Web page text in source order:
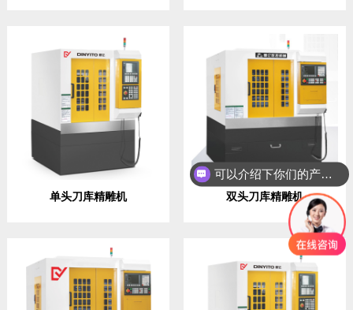
单头刀库精雕机 双头刀库精雕机
可以介绍下你们的产品么？